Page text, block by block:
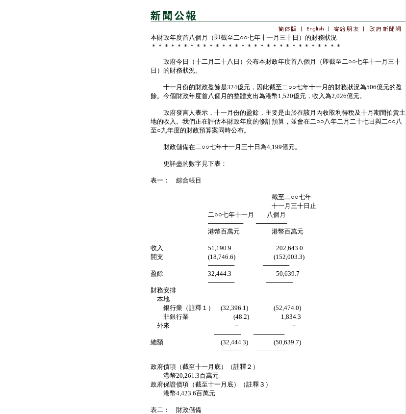
本財政年度首八個月（即截至二○○七年十一月三十日）的財務狀況
＊＊＊＊＊＊＊＊＊＊＊＊＊＊＊＊＊＊＊＊＊＊＊＊＊＊＊＊＊＊
政府今日（十二月二十八日）公布本財政年度首八個月（即截至二○○七年十一月三十
日）的財務狀況。
十一月份的財政盈餘是324億元，因此截至二○○七年十一月的財務狀況為506億元的盈
餘。今個財政年度首八個月的整體支出為港幣1,520億元，收入為2,026億元。
政府發言人表示，十一月份的盈餘，主要是由於在該月內收取利得稅及十月期間拍賣土
地的收入。我們正在評估本財政年度的修訂預算，並會在二○○八年二月二十七日與二○○八
至○九年度的財政預算案同時公布。
財政儲備在二○○七年十一月三十日為4,199億元。
更詳盡的數字見下表：
表一： 綜合帳目
截至二○○七年
十一月三十日止
二○○七年十一月 八個月
──────── ───────
港幣百萬元 港幣百萬元
收入 51,190.9 202,643.0
開支 (18,746.6) (152,003.3)
────── ──────
盈餘 32,444.3 50,639.7
────── ──────
財務安排
本地
銀行業（註釋１） (32,396.1) (52,474.0)
非銀行業 (48.2) 1,834.3
外來 － －
────── ───────
總額 (32,444.3) (50,639.7)
───── ───────
政府債項（截至十一月底）（註釋２）
港幣20,261.3百萬元
政府保證債項（截至十一月底）（註釋３）
港幣4,423.6百萬元
表二： 財政儲備